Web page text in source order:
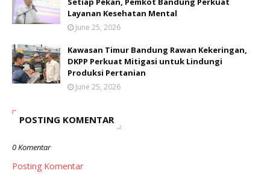
Layanan Kesehatan Mental
June 25, 2026
Kawasan Timur Bandung Rawan Kekeringan,
DKPP Perkuat Mitigasi untuk Lindungi
Produksi Pertanian
June 25, 2026
POSTING KOMENTAR
0 Komentar
Posting Komentar